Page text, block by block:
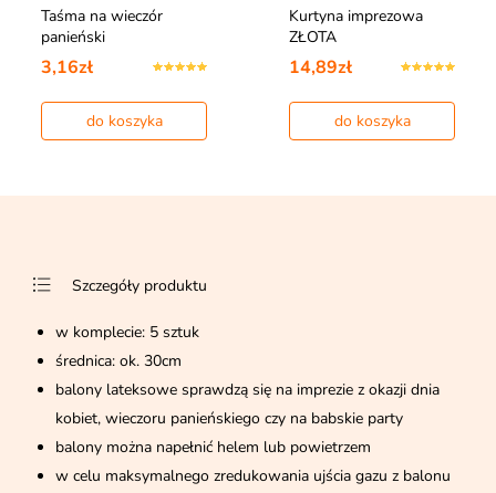
Taśma na wieczór
panieński
3,16zł
do koszyka
Kurtyna imprezowa
ZŁOTA
14,89zł
do koszyka
Szczegóły produktu
w komplecie: 5 sztuk
średnica: ok. 30cm
balony lateksowe sprawdzą się na imprezie z okazji dnia
kobiet, wieczoru panieńskiego czy na babskie party
balony można napełnić helem lub powietrzem
w celu maksymalnego zredukowania ujścia gazu z balonu